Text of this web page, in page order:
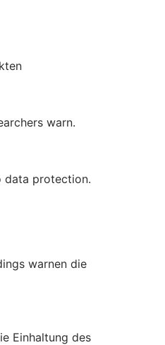
warn.
data protection.
warnen die
Einhaltung des